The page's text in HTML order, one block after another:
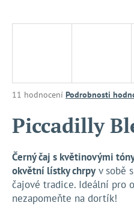
Průměrné
produktu
je
z
5
hvězdiček.
11 hodnocení Podrobnosti
Piccadilly
Černý čaj s květinovými
okvětní lístky chrpy v sobě
čajové tradice. Ideální pro
nezapomeňte na dortík!
?
HLEDAT
D
o